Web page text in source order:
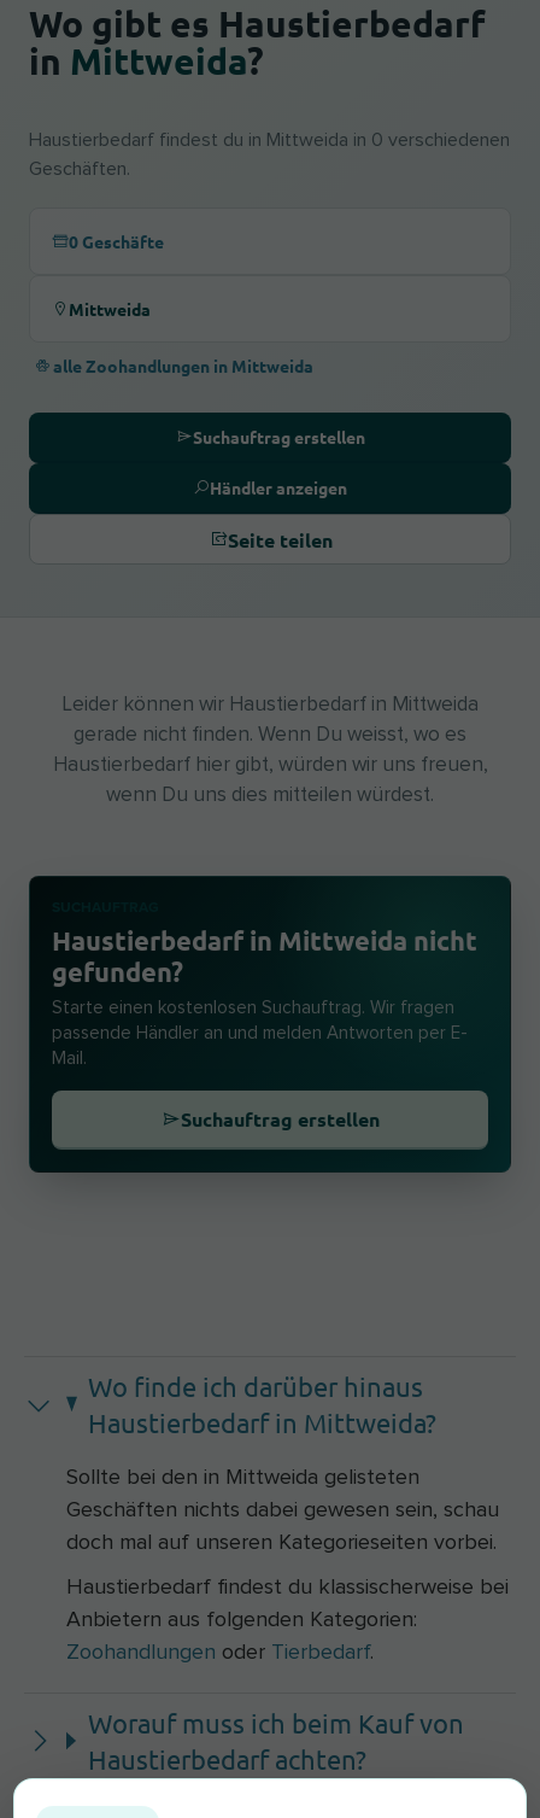
Wo gibt es Haustierbedarf
in Mittweida?
Haustierbedarf findest du in Mittweida in 0 verschiedenen
Geschäften.
0 Geschäfte
Mittweida
alle Zoohandlungen in Mittweida
Suchauftrag erstellen
Händler anzeigen
Seite teilen
Leider können wir Haustierbedarf in Mittweida
gerade nicht finden. Wenn Du weisst, wo es
Haustierbedarf hier gibt, würden wir uns freuen,
wenn Du uns dies mitteilen würdest.
Haustierbedarf in Mittweida nicht
gefunden?
Starte einen kostenlosen Suchauftrag. Wir fragen
passende Händler an und melden Antworten per E-
Mail.
Suchauftrag erstellen
Wo finde ich darüber hinaus
Haustierbedarf in Mittweida?
Sollte bei den in Mittweida gelisteten
Geschäften nichts dabei gewesen sein, schau
doch mal auf unseren Kategorieseiten vorbei.
Haustierbedarf findest du klassischerweise bei
Anbietern aus folgenden Kategorien:
Zoohandlungen oder Tierbedarf.
Worauf muss ich beim Kauf von
Haustierbedarf achten?